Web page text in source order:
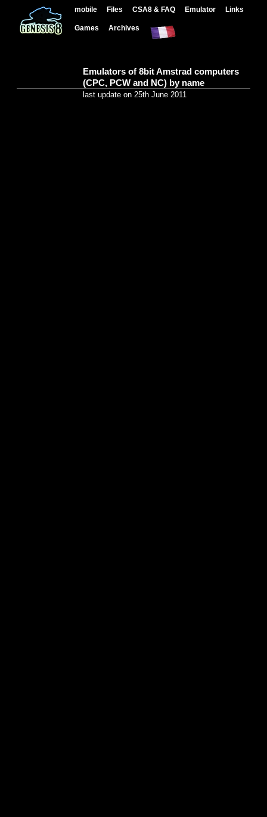
mobile Files CSA8 & FAQ Emulator Links
Games Archives
Emulators of 8bit Amstrad computers
(CPC, PCW and NC) by name
last update on 25th June 2011